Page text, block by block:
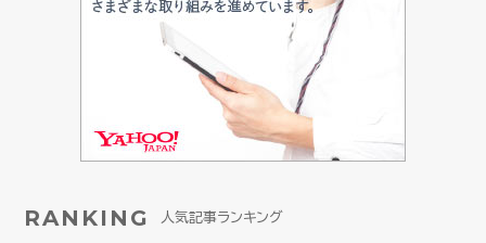
RANKING 人気記事ランキング